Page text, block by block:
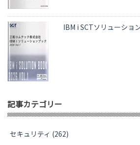
IBM i SCTソリューショ
記事カテゴリー
セキュリティ (262)